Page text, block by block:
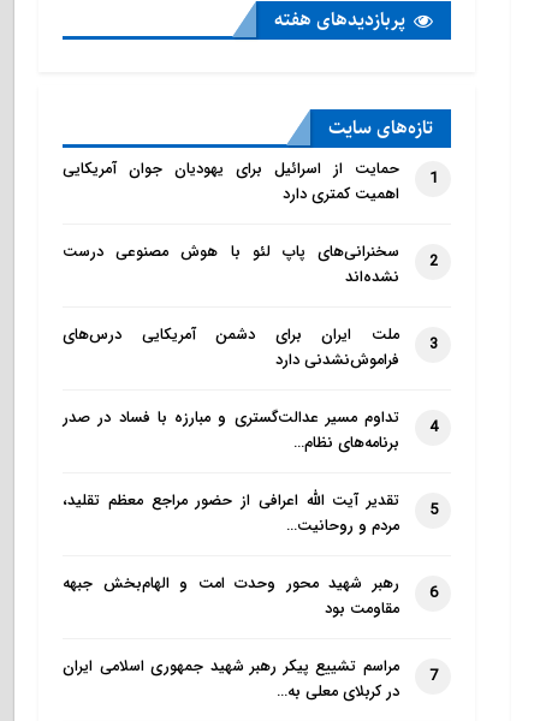
پربازدید‌های هفته
تازه‌‌های سایت
1
حمایت از اسرائیل برای یهودیان جوان آمریکایی
اهمیت کمتری دارد
2
سخنرانی‌های پاپ لئو با هوش مصنوعی درست
نشده‌اند
3
ملت ایران برای دشمن آمریکایی درس‌های
فراموش‌نشدنی دارد
4
تداوم مسیر عدالت‌گستری و مبارزه با فساد در صدر
برنامه‌های نظام…
5
تقدیر آیت الله اعرافی از حضور مراجع معظم تقلید،
مردم و روحانیت…
6
رهبر شهید محور وحدت امت و الهام‌بخش جبهه
مقاومت بود
7
مراسم تشییع پیکر رهبر شهید جمهوری اسلامی ایران
در کربلای معلی به…